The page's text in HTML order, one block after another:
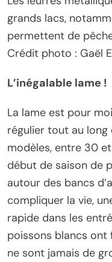
grands lacs,
permettent de
Crédit photo : Gaël
L’inégalable lame !
La lame est pour
régulier tout au long
modèles, entre 30
début de saison de
autour des bancs
compliquer la vie,
rapide dans les
poissons blancs ont
ne sont jamais de